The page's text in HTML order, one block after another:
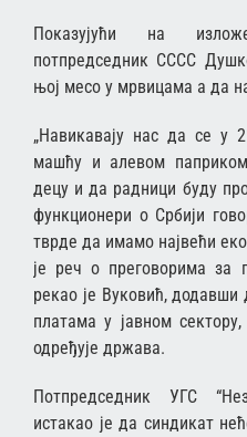
Показујући на
потпредседник СССС
њој месо у мрвицама а да
„Навикавају нас да се у
машћу и алевом
децу и да радници буду
функционери о Србији
тврде да имамо највећи
је реч о преговорима за
рекао је Вуковић,
платама у јавном
одређује држава.
Потпредседник УГС
истакао је да синдикат